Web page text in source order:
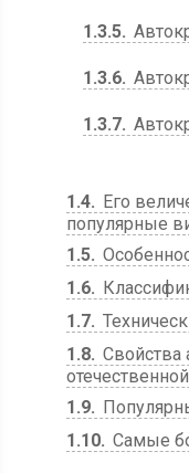
1.3.5
1.3.6
1.3.7
1.4
Его
популярные
1.5
1.6
1.7
1.8 Свойства
1.9
1.10 Самые